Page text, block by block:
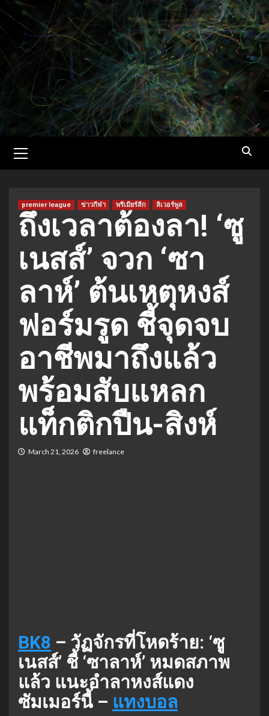
Skip
content
Menu
premier league ข่าวกีฬา พรีเมียร์ลีก ลิเวอร์พูล
ถึงเวลาต้องลา! ‘ซู
เนสส์’ จวก ‘ซา
ลาห์’ ต้นเหตุหงส์
ฟอร์มรูด ชี้จุดจบ
อาชีพมาถึงแล้ว
พร้อมสับแหลก
แท็กติกปืน-สิงห์
March 21, 2026 freelance
BK8 – วัฏจักรที่โหดร้าย: ‘ซู
เนสส์’ ชี้ ‘ซาลาห์’ หมดสภาพ
แล้ว แนะอำลาหงส์แดง
ซัมเมอร์นี้ – แทงบอล